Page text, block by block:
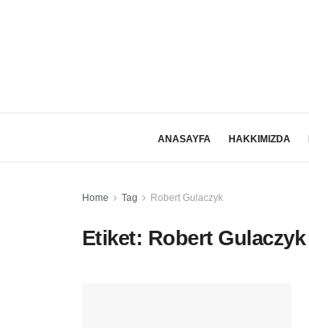
ANASAYFA HAKKIMIZDA
Home Tag Robert Gulaczyk
Etiket: Robert Gulaczyk